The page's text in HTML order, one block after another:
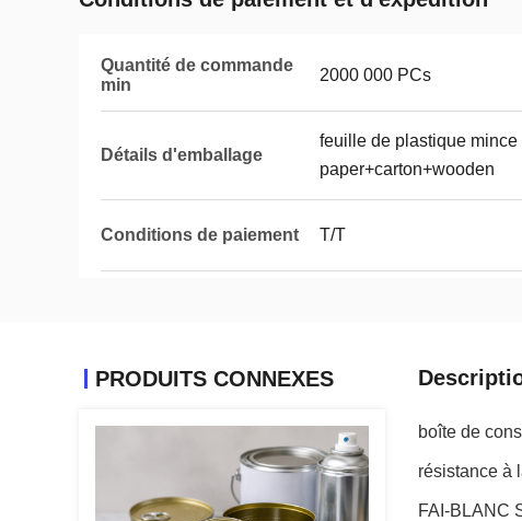
Quantité de commande
min
2000 000 PCs
Détails d'emballage
feuille de plastique
paper+carton+wooden
Conditions de paiement T/T
PRODUITS CONNEXES
boîte de
résistance à
FAI-BLANC